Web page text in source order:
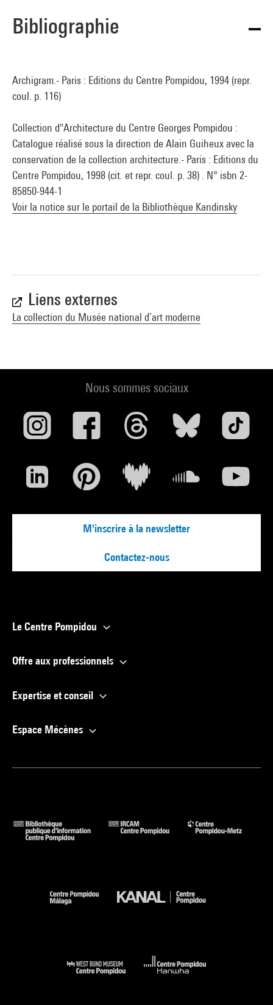
Bibliographie
Archigram.- Paris : Editions du Centre Pompidou, 1994 (repr.
coul. p. 116)
Collection d''Architecture du Centre Georges Pompidou :
Catalogue réalisé sous la direction de Alain Guiheux avec la
conservation de la collection architecture.- Paris : Editions du
Centre Pompidou, 1998 (cit. et repr. coul. p. 38) . N° isbn 2-
85850-944-1
Voir la notice sur le portail de la Bibliothèque Kandinsky
Liens externes
La collection du Musée national d’art moderne
Nous sommes sociaux
M'inscrire à la newsletter
Contactez-nous
Le Centre Pompidou
Offre aux professionnels
Expertise et conseil
Espace Mécènes